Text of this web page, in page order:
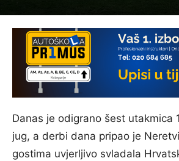
Danas je odigrano šest utakmica
jug, a derbi dana pripao je
gostima uvjerljivo svladala